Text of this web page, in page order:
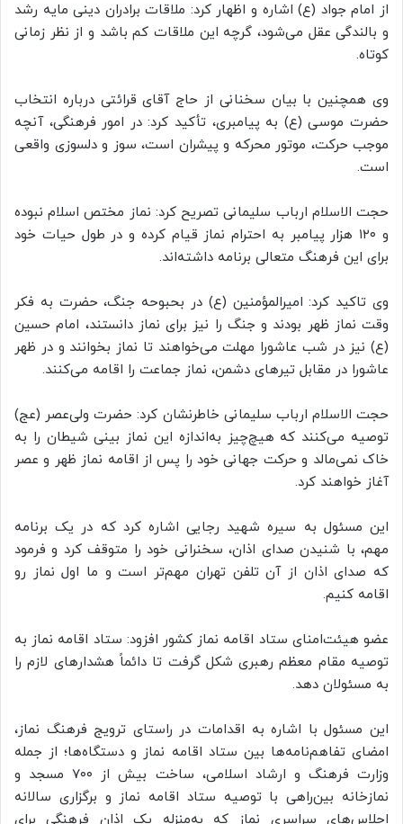
از امام جواد (ع) اشاره و اظهار کرد: ملاقات برادران دینی مایه رشد
و بالندگی عقل می‌شود، گرچه این ملاقات کم باشد و از نظر زمانی
کوتاه.
وی همچنین با بیان سخنانی از حاج آقای قرائتی درباره انتخاب
حضرت موسی (ع) به پیامبری، تأکید کرد: در امور فرهنگی، آنچه
موجب حرکت، موتور محرکه و پیشران است، سوز و دلسوزی واقعی
است.
حجت الاسلام ارباب سلیمانی تصریح کرد: نماز مختص اسلام نبوده
و ۱۲۰ هزار پیامبر به احترام نماز قیام کرده و در طول حیات خود
برای این فرهنگ متعالی برنامه داشته‌اند.
وی تاکید کرد: امیرالمؤمنین (ع) در بحبوحه جنگ، حضرت به فکر
وقت نماز ظهر بودند و جنگ را نیز برای نماز دانستند، امام حسین
(ع) نیز در شب عاشورا مهلت می‌خواهند تا نماز بخوانند و در ظهر
عاشورا در مقابل تیرهای دشمن، نماز جماعت را اقامه می‌کنند.
حجت الاسلام ارباب سلیمانی خاطرنشان کرد: حضرت ولی‌عصر (عج)
توصیه می‌کنند که هیچ‌چیز به‌اندازه این نماز بینی شیطان را به
خاک نمی‌مالد و حرکت جهانی خود را پس از اقامه نماز ظهر و عصر
آغاز خواهند کرد.
این مسئول به سیره شهید رجایی اشاره کرد که در یک برنامه
مهم، با شنیدن صدای اذان، سخنرانی خود را متوقف کرد و فرمود
که صدای اذان از آن تلفن تهران مهم‌تر است و ما اول نماز رو
اقامه کنیم.
عضو هیئت‌امنای ستاد اقامه نماز کشور افزود: ستاد اقامه نماز به
توصیه مقام معظم رهبری شکل گرفت تا دائماً هشدارهای لازم را
به مسئولان دهد.
این مسئول با اشاره به اقدامات در راستای ترویج فرهنگ نماز،
امضای تفاهم‌نامه‌ها بین ستاد اقامه نماز و دستگاه‌ها؛ از جمله
وزارت فرهنگ و ارشاد اسلامی، ساخت بیش از ۷۰۰ مسجد و
نمازخانه بین‌راهی با توصیه ستاد اقامه نماز و برگزاری سالانه
اجلاس‌های سراسری نماز که به‌منزله یک اذان فرهنگی برای